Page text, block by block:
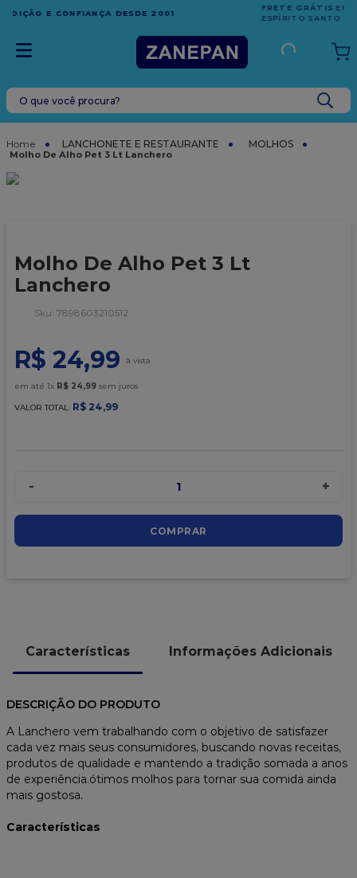
EM COMPRAS ACIMA DE R$1.000,00 PARA O
ESPÍRITO SANTO
O que você procura?
LANCHONETE E RESTAURANTE MOLHOS
Molho De Alho Pet 3 Lt Lanchero
Molho De Alho Pet 3 Lt
Lanchero
: 7898603210512
R$ 24,99
em até 1x R$ 24,99 sem juros
VALOR TOTAL: R$ 24,99
- 1 +
COMPRAR
Características Informações Adicionais
DESCRIÇÃO DO PRODUTO
A Lanchero vem trabalhando com o objetivo de satisfazer
cada vez mais seus consumidores, buscando novas receitas,
produtos de qualidade e mantendo a tradição somada a anos
de experiência.ótimos molhos para tornar sua comida ainda
mais gostosa.
Características
TERMOS MAIS BUSCADOS
caixa
sacola
9º
caixa kraft
10º chocolate